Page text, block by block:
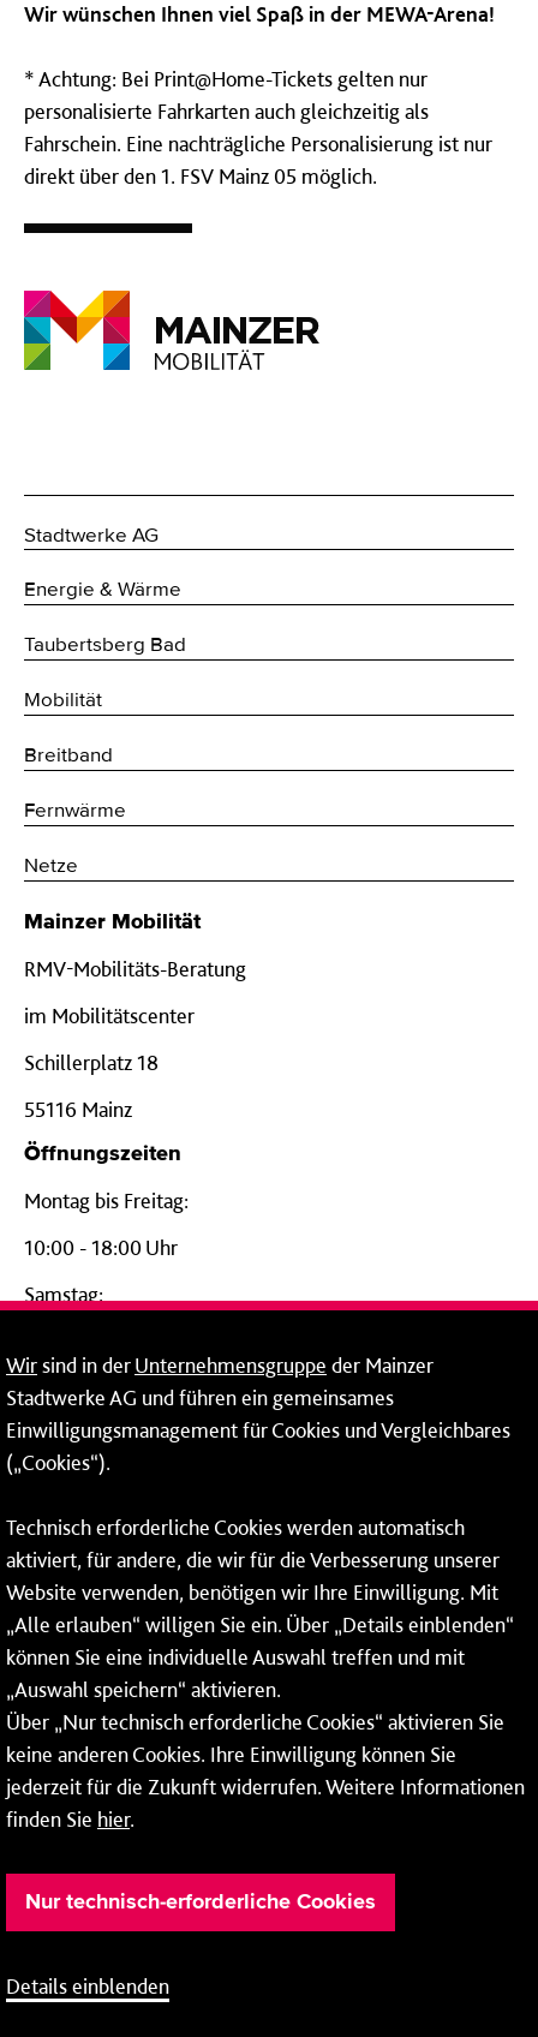
Wir wünschen Ihnen viel Spaß in der MEWA-Arena!
* Achtung: Bei Print@Home-Tickets gelten nur
personalisierte Fahrkarten auch gleichzeitig als
Fahrschein. Eine nachträgliche Personalisierung ist nur
direkt über den 1. FSV Mainz 05 möglich.
Stadtwerke AG
Energie & Wärme
Taubertsberg Bad
Mobilität
Breitband
Fernwärme
Netze
Mainzer Mobilität
RMV-Mobilitäts-Beratung
im Mobilitätscenter
Schillerplatz 18
55116 Mainz
Öffnungszeiten
Montag bis Freitag:
10:00 - 18:00 Uhr
Samstag:
24-Stunden-Telefon*
06131 – 12 77 77
Fax: 06131 – 12 66 66
* Montags bis freitags bis 7 und ab 18 Uhr sowie an
Wochenenden und Feiertagen ganztags werden Ihre
Anrufe je nach Themenauswahl an ein Callcenter des
RMV oder von nextbike weitergeleitet. Dort erhalten Sie
ausschließlich Auskünfte zum Fahrplan bzw. zu
meinRad.
Wirsind in derUnternehmensgruppe der Mainzer
Stadtwerke AG und führen ein gemeinsames
Einwilligungsmanagement für Cookies und Vergleichbares
(„Cookies“).
Technisch erforderliche Cookies werden automatisch
aktiviert, für andere, die wir für die Verbesserung unserer
Website verwenden, benötigen wir Ihre Einwilligung. Mit
„Alle erlauben“ willigen Sie ein. Über „Details einblenden“
können Sie eine individuelle Auswahl treffen und mit
„Auswahl speichern“ aktivieren.
Über „Nur technisch erforderliche Cookies“ aktivieren Sie
keine anderen Cookies. Ihre Einwilligung können Sie
jederzeit für die Zukunft widerrufen. Weitere Informationen
finden Sie hier.
Nur technisch-erforderliche Cookies
Details einblenden